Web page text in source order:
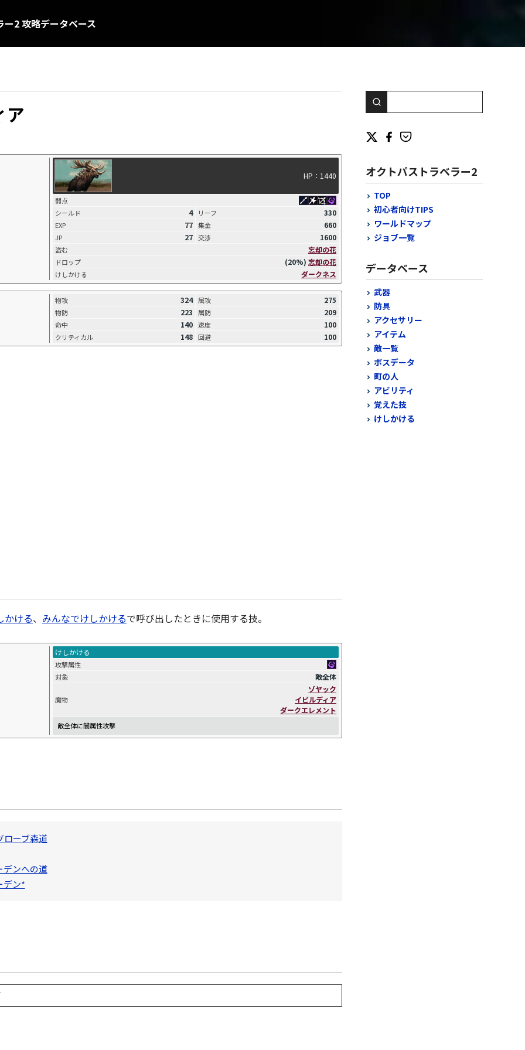
ー2 攻略データベース
ア
HP：1440
弱点
シールド
4 リーフ 330
EXP 77 集金 660
JP 27 交渉 1600
盗む 忘却の花
ドロップ (20%) 忘却の花
けしかける ダークネス
物攻 324 属攻 275
物防 223 属防 209
命中 140 速度 100
クリティカル 148 回避 100
かける、 みんなでけしかけるで呼び出したときに使用する技。
けしかける
攻撃属性
対象
敵全体
魔物
ゾヤック
イビルディア
ダークエレメント
敵全体に闇属性攻撃
ローブ森道
デンへの道
デン*
オクトパストラベラー2
TOP
初心者向けTIPS
ワールドマップ
ジョブ一覧
データベース
武器
防具
アクセサリー
アイテム
敵一覧
ボスデータ
町の人
アビリティ
覚えた技
けしかける